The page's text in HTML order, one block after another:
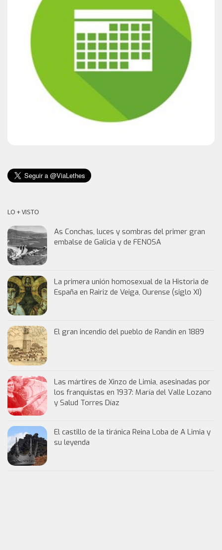
LO + VISTO
As Conchas, luces y sombras del primer gran
embalse de Galicia y de FENOSA
La primera unión homosexual de la Historia de
España en Rairiz de Veiga, Ourense (siglo XI)
El gran incendio del pueblo de Randín en 1889
Las mártires de Xinzo de Limia, asesinadas por
los franquistas en 1937: María del Valle Lozano
y Salud Torres Díaz
El castillo de la tiránica Reina Loba de A Limia y
su leyenda